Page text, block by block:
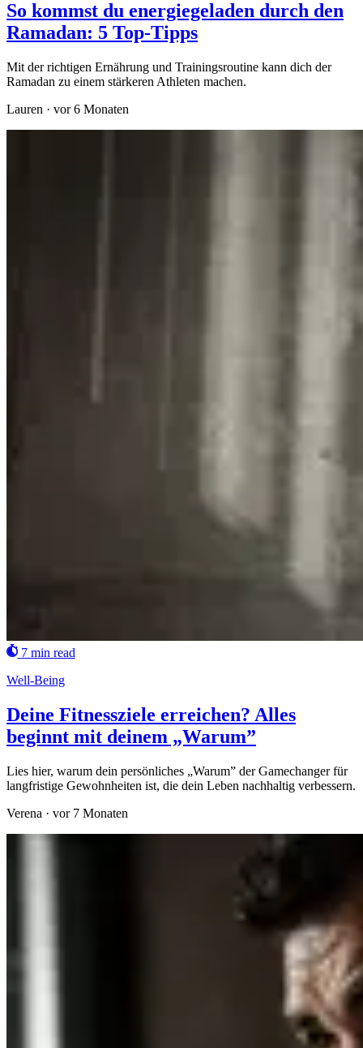
So kommst du energiegeladen durch den
Ramadan: 5 Top-Tipps
Mit der richtigen Ernährung und Trainingsroutine kann dich der
Ramadan zu einem stärkeren Athleten machen.
Lauren · vor 6 Monaten
7 min read
Well-Being
Deine Fitnessziele erreichen? Alles
beginnt mit deinem „Warum”
Lies hier, warum dein persönliches „Warum” der Gamechanger für
langfristige Gewohnheiten ist, die dein Leben nachhaltig verbessern.
Verena · vor 7 Monaten